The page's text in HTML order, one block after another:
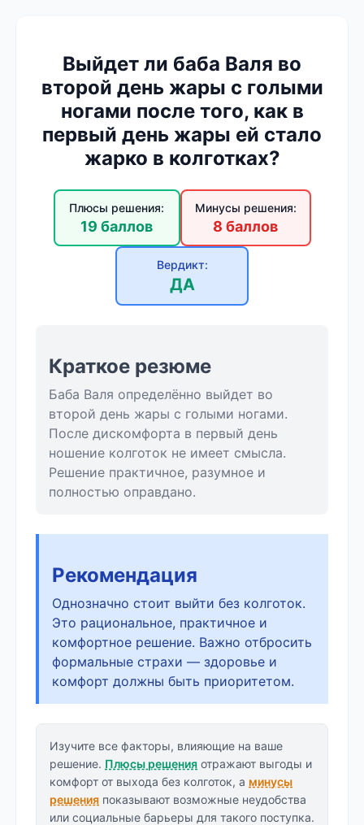
Выйдет ли баба Валя во
второй день жары с голыми
ногами после того, как в
первый день жары ей стало
жарко в колготках?
Плюсы решения:
19 баллов
Минусы решения:
8 баллов
Вердикт:
ДА
Краткое резюме
Баба Валя определённо выйдет во
второй день жары с голыми ногами.
После дискомфорта в первый день
ношение колготок не имеет смысла.
Решение практичное, разумное и
полностью оправдано.
Рекомендация
Однозначно стоит выйти без колготок.
Это рациональное, практичное и
комфортное решение. Важно отбросить
формальные страхи — здоровье и
комфорт должны быть приоритетом.
Изучите все факторы, влияющие на ваше
решение. Плюсы решения отражают выгоды и
комфорт от выхода без колготок, а минусы
решения показывают возможные неудобства
или социальные барьеры для такого поступка.